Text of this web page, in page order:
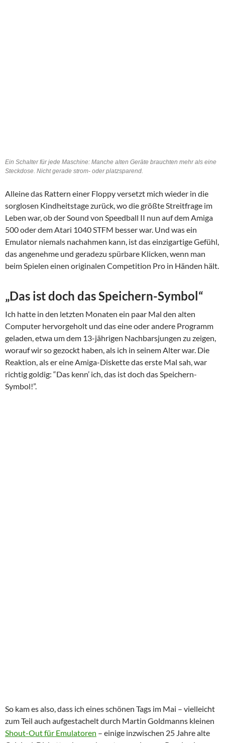
Ein Schalter für jede Maschine: Manche alten Geräte brauchten mehr als eine
Steckdose. Nicht gerade strom- oder platzsparend.
Alleine das Rattern einer Floppy versetzt mich wieder in die
sorglosen Kindheitstage zurück, wo die größte Streitfrage im
Leben war, ob der Sound von Speedball II nun auf dem Amiga
500 oder dem Atari 1040 STFM besser war. Und was ein
Emulator niemals nachahmen kann, ist das einzigartige Gefühl,
das angenehme und geradezu spürbare Klicken, wenn man
beim Spielen einen originalen Competition Pro in Händen hält.
„Das ist doch das Speichern-Symbol“
Ich hatte in den letzten Monaten ein paar Mal den alten
Computer hervorgeholt und das eine oder andere Programm
geladen, etwa um dem 13-jährigen Nachbarsjungen zu zeigen,
worauf wir so gezockt haben, als ich in seinem Alter war. Die
Reaktion, als er eine Amiga-Diskette das erste Mal sah, war
richtig goldig: “Das kenn’ ich, das ist doch das Speichern-
Symbol!”.
So kam es also, dass ich eines schönen Tags im Mai – vielleicht
zum Teil auch aufgestachelt durch Martin Goldmanns kleinen
Shout-Out für Emulatoren – einige inzwischen 25 Jahre alte